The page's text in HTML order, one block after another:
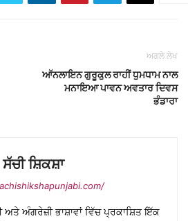
ਅਗਲੇ ਲੇਖ
ਆੱਨਲਾਇਨ ਗੁਰੂਕੁਲ ਰਾਹੀਂ ਧੁਮਧਾਮ ਨਾਲ
ਮਨਾਇਆ ਪਾਵਨ ਅਵਤਾਰ ਦਿਵਸ
ਭੰਡਾਰਾ
ਸੱਚੀ ਸ਼ਿਕਸ਼ਾ
ਅਤੇ ਅੰਗਰੇਜ਼ੀ ਭਾਸ਼ਾਵਾਂ ਵਿੱਚ ਪ੍ਰਕਾਸ਼ਿਤ ਇੱਕ